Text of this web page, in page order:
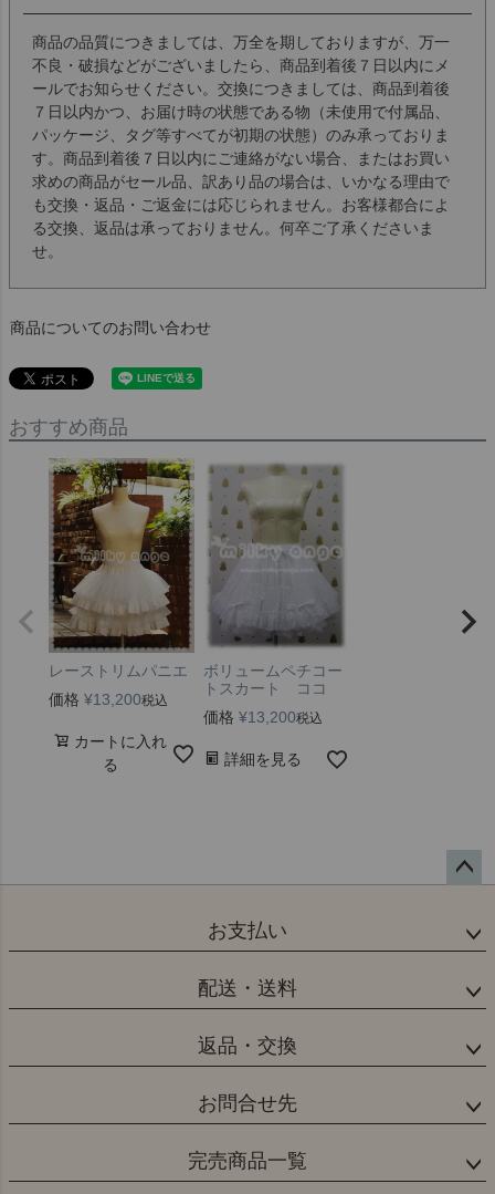
商品の品質につきましては、万全を期しておりますが、万一
不良・破損などがございましたら、商品到着後７日以内にメ
ールでお知らせください。交換につきましては、商品到着後
７日以内かつ、お届け時の状態である物（未使用で付属品、
パッケージ、タグ等すべてが初期の状態）のみ承っておりま
す。商品到着後７日以内にご連絡がない場合、またはお買い
求めの商品がセール品、訳あり品の場合は、いかなる理由で
も交換・返品・ご返金には応じられません。お客様都合によ
る交換、返品は承っておりません。何卒ご了承くださいま
せ。
商品についてのお問い合わせ
おすすめ商品
レーストリムパニエ
価格 ¥13,200税込
カートに入れ
る
ボリュームペチコー
トスカート ココ
価格 ¥13,200税込
詳細を見る
ップ
お支払い
配送・送料
返品・交換
お問合せ先
完売商品一覧